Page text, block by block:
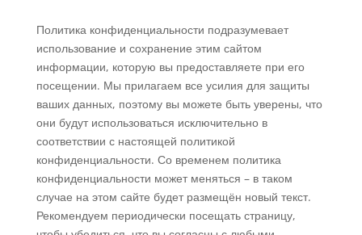
Политика конфиденциальности подразумевает
использование и сохранение этим сайтом
информации, которую вы предоставляете при его
посещении. Мы прилагаем все усилия для защиты
ваших данных, поэтому вы можете быть уверены, что
они будут использоваться исключительно в
соответствии с настоящей политикой
конфиденциальности. Со временем политика
конфиденциальности может меняться – в таком
случае на этом сайте будет размещён новый текст.
Рекомендуем периодически посещать страницу,